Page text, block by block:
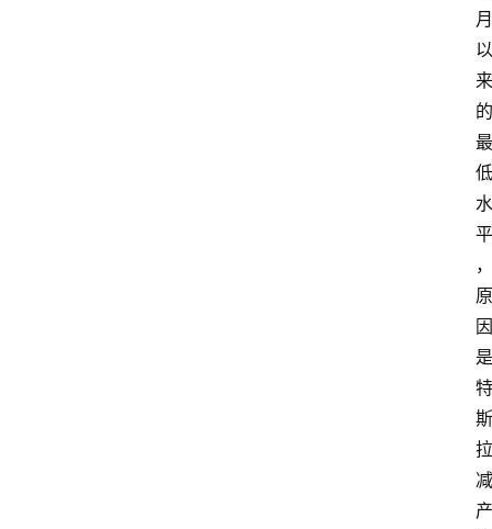
月
以
来
的
最
低
水
平
，
原
因
是
特
斯
拉
减
产